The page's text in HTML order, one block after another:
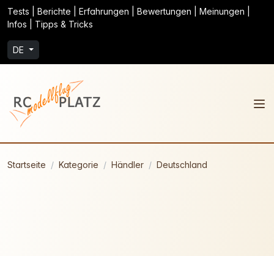
Tests | Berichte | Erfahrungen | Bewertungen | Meinungen |
Infos | Tipps & Tricks
DE
Startseite Kategorie Händler Deutschland